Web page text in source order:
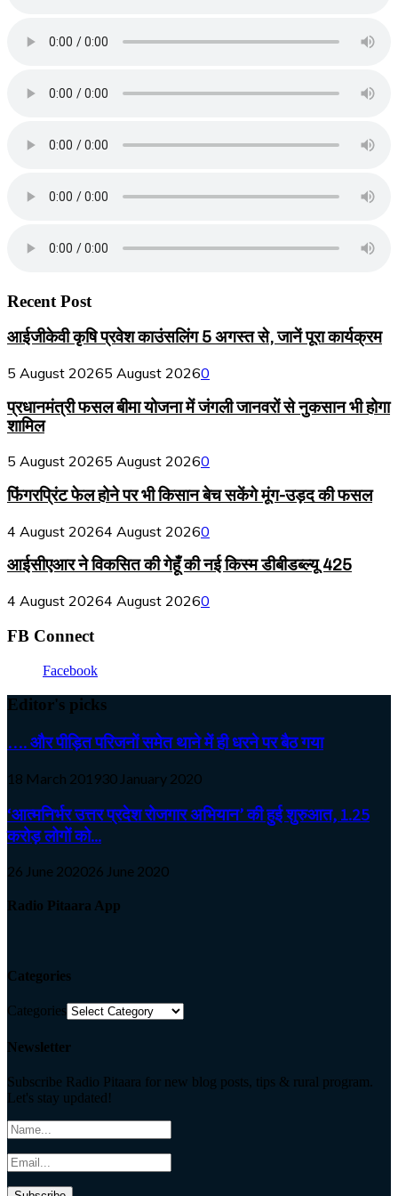
Recent Post
आईजीकेवी कृषि प्रवेश काउंसलिंग 5 अगस्त से, जानें पूरा कार्यक्रम
5 August 20265 August 20260
प्रधानमंत्री फसल बीमा योजना में जंगली जानवरों से नुकसान भी होगा
शामिल
5 August 20265 August 20260
फिंगरप्रिंट फेल होने पर भी किसान बेच सकेंगे मूंग-उड़द की फसल
4 August 20264 August 20260
आईसीएआर ने विकसित की गेहूँ की नई किस्म डीबीडब्ल्यू 425
4 August 20264 August 20260
FB Connect
Facebook
Editor's picks
…. और पीड़ित परिजनों समेत थाने में ही धरने पर बैठ गया
18 March 201930 January 2020
‘आत्मनिर्भर उत्तर प्रदेश रोजगार अभियान’ की हुई शुरुआत, 1.25
करोड़ लोगों को...
26 June 202026 June 2020
Radio Pitaara App
Categories
Categories
Newsletter
Subscribe Radio Pitaara for new blog posts, tips & rural program.
Let's stay updated!